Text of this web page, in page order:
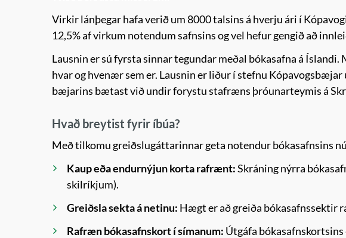
Virkir lánþegar hafa verið um 8000 talsins á hverju ári í
12,5% af virkum notendum safnsins og vel hefur gengið að
Lausnin er sú fyrsta sinnar tegundar meðal bókasafna á
hvar og hvenær sem er. Lausnin er liður í stefnu
bæjarins bætast við undir forystu stafræns þróunarteymis á
Hvað breytist fyrir íbúa?
Með tilkomu greiðslugáttarinnar geta notendur bókasafnsins
Kaup eða endurnýjun korta rafrænt:Skráning nýrra
skilríkjum).
Greiðsla sekta á netinu: Hægt er að greiða bókasafnssektir
Rafræn bókasafnskort í símanum: Útgáfa